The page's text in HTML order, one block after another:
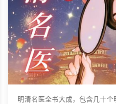
明清名医全书大成，包含几十